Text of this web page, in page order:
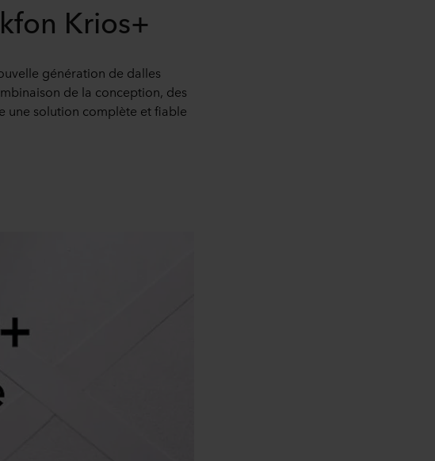
Krios+
génération de dalles
de la conception, des
une solution complète et fiable